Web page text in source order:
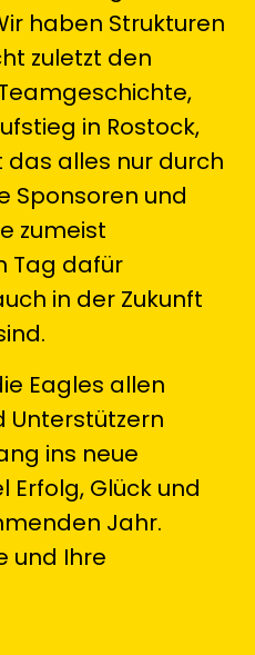
haben Strukturen
zuletzt den
in Rostock,
das alles nur durch
Sponsoren und
zumeist
Tag dafür
in der Zukunft
Eagles allen
Unterstützern
ins neue
Erfolg, Glück und
Jahr.
und Ihre